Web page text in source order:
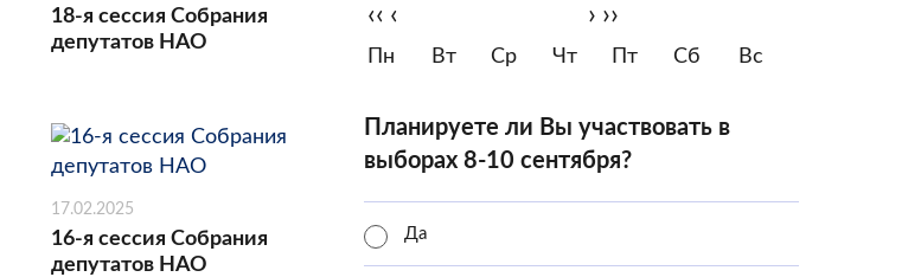
18-я сессия Собрания
депутатов НАО
17.02.2025
16-я сессия Собрания
депутатов НАО
‹‹ ‹ › ››
Пн Вт Ср Чт Пт Сб Вс
Планируете ли Вы участвовать в
выборах 8-10 сентября?
Да